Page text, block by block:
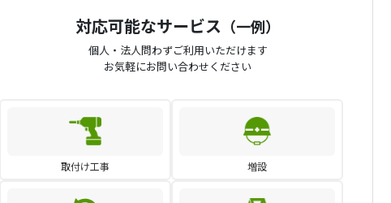
対応可能なサービス （一例）
個人・法人問わずご利用いただけます
お気軽にお問い合わせください
取付け工事 増設